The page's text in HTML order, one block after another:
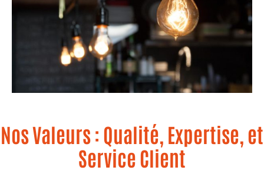
Nos Valeurs : Qualité, Expertise, et
Service Client